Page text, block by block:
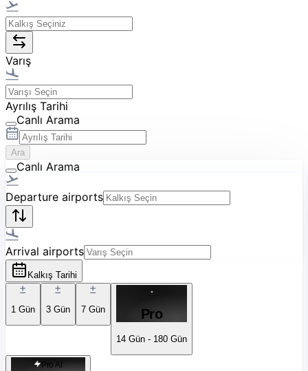
Varış
Ayrılış Tarihi
Canlı Arama
Ara
Canlı Arama
Departure airports
Arrival airports
Kalkış Tarihi
1 Gün 3 Gün 7 Gün Pro
14 Gün - 180 Gün
Pro Al